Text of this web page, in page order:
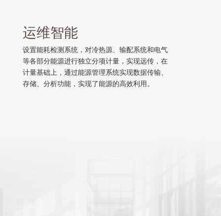
运维智能
设置能耗检测系统，对冷热源、输配系统和电气
等各部分能源进行独立分项计量，实现远传，在
计量基础上，通过能源管理系统实现数据传输、
存储、分析功能，实现了能源的高效利用。